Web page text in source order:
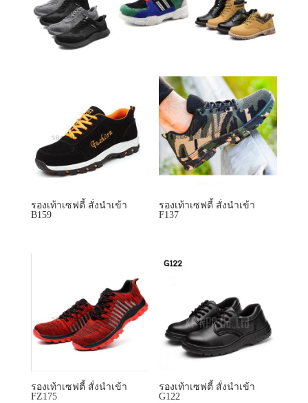
รองเท้าเซฟตี้ สั่งนำเข้า
B159
รองเท้าเซฟตี้ สั่งนำเข้า
F137
รองเท้าเซฟตี้ สั่งนำเข้า
FZ175
รองเท้าเซฟตี้ สั่งนำเข้า
G122